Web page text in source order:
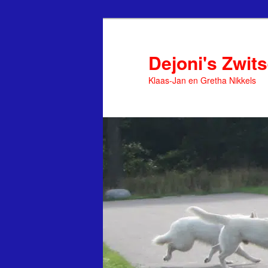
Dejoni's
Klaas-Jan en Gretha Nikkels